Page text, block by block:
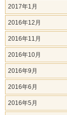
2017年1月
2016年12月
2016年11月
2016年10月
2016年9月
2016年6月
2016年5月